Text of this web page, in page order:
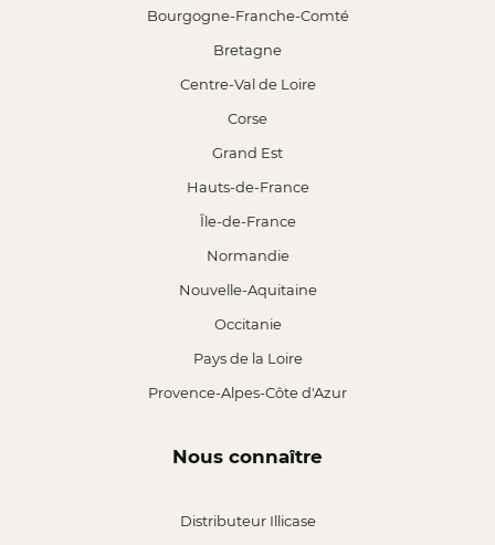
Bourgogne-Franche-Comté
Bretagne
Centre-Val de Loire
Corse
Grand Est
Hauts-de-France
Île-de-France
Normandie
Nouvelle-Aquitaine
Occitanie
Pays de la Loire
Provence-Alpes-Côte d'Azur
Nous connaître
Distributeur Illicase